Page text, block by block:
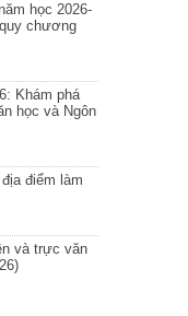
học 2026-
chương
Khám phá
học và Ngôn
điểm làm
và trực văn